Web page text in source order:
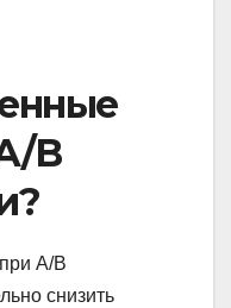
B
A/B
снизить